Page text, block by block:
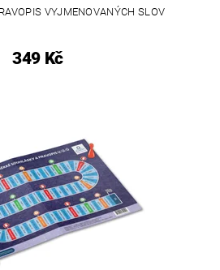
VYJMENOVANÝCH SLOV
349 Kč